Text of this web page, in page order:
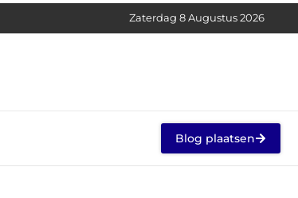
Zaterdag 8 Augustus 2026
Blog plaatsen